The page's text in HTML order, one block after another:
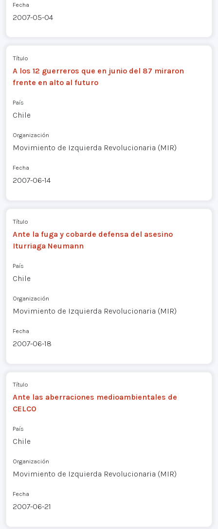
Fecha
2007-05-04
Título
A los 12 guerreros que en junio del 87 miraron
frente en alto al futuro
País
Chile
Organización
Movimiento de Izquierda Revolucionaria (MIR)
Fecha
2007-06-14
Título
Ante la fuga y cobarde defensa del asesino
Iturriaga Neumann
País
Chile
Organización
Movimiento de Izquierda Revolucionaria (MIR)
Fecha
2007-06-18
Título
Ante las aberraciones medioambientales de
CELCO
País
Chile
Organización
Movimiento de Izquierda Revolucionaria (MIR)
Fecha
2007-06-21